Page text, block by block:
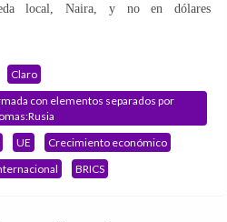
local, Naira, y no en dólares
Claro
con elementos separados por
UE
Crecimiento económico
BRICS